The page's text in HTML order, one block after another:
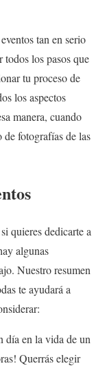
tan en serio
los pasos que
tu proceso de
los aspectos
manera, cuando
fotografías de las
quieres dedicarte a
algunas
Nuestro resumen
te ayudará a
día en la vida de un
Querrás elegir